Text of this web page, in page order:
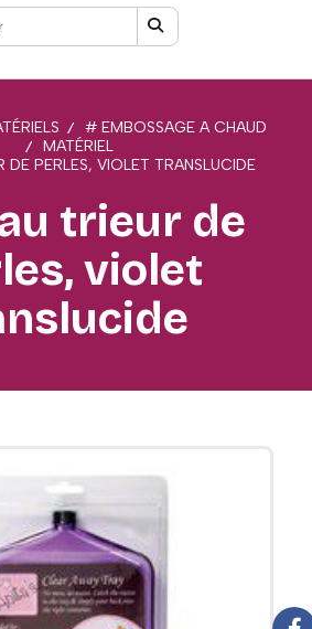
# EMBOSSAGE A CHAUD
MATÉRIEL
DE PERLES, VIOLET TRANSLUCIDE
trieur de
violet